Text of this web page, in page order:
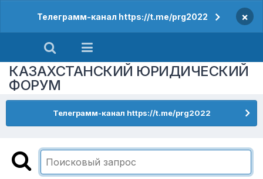
Телеграмм-канал https://t.me/prg2022 ×
КАЗАХСТАНСКИЙ ЮРИДИЧЕСКИЙ
ФОРУМ
Телеграмм-канал https://t.me/prg2022